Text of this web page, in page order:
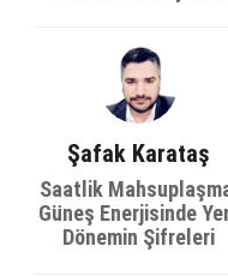
Şafak Karataş
Saatlik
Güneş Enerjisinde
Dönemin Şifreleri